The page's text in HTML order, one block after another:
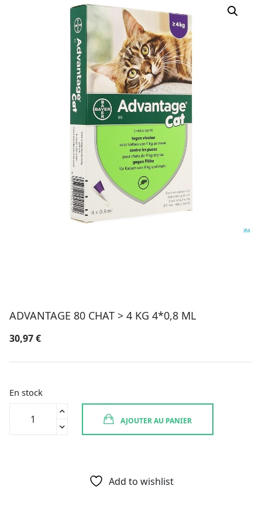
ADVANTAGE 80 CHAT > 4 KG 4*0,8 ML
30,97€
En stock
AJOUTER AU PANIER
Add to wishlist